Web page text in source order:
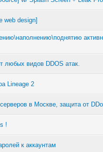
web design]
любых видов DDOS атак.
Lineage 2
в Москве, защита от
!
к аккаунтам